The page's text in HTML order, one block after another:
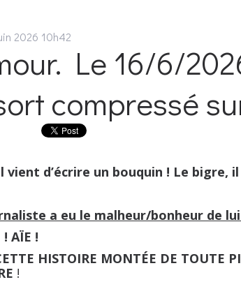
2026 10h42
Le 16/6/
compressé
vient d’écrire un bouquin ! Le bigre,
a eu le malheur/bonheur de
! AÏE !
HISTOIRE MONTÉE DE TOUTE
!